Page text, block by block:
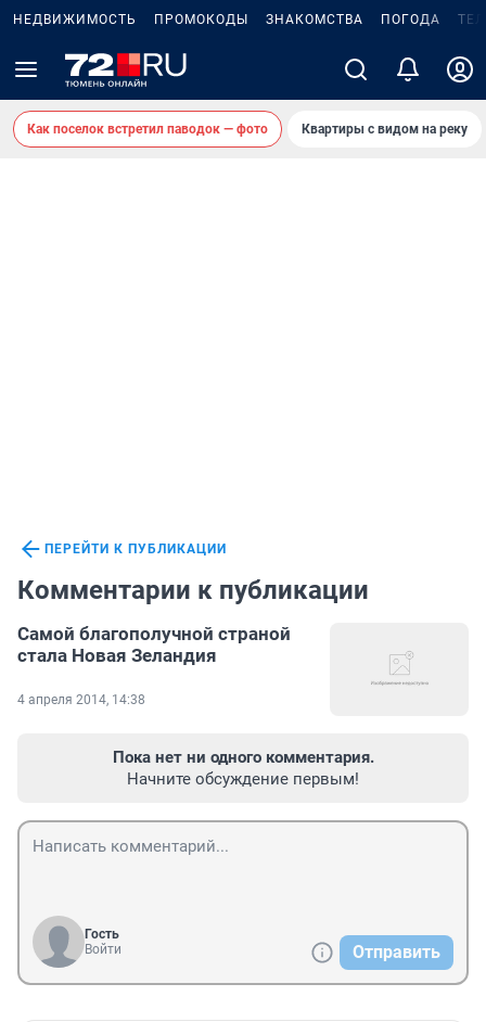
НЕДВИЖИМОСТЬ ПРОМОКОДЫ ЗНАКОМСТВА ПОГОДА
Как поселок встретил паводок — фото Квартиры с видом на реку
ПЕРЕЙТИ К ПУБЛИКАЦИИ
Комментарии к публикации
Самой благополучной страной
стала Новая Зеландия
4 апреля 2014, 14:38
Пока нет ни одного комментария.
Начните обсуждение первым!
Гость
Войти
Отправить